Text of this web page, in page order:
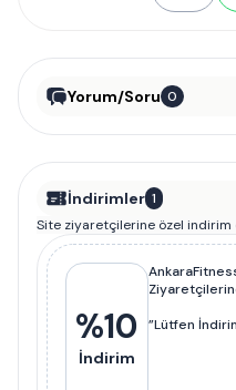
Yorum/Soru 0
İndirimler 1
Site ziyaretçilerine özel indirim
%10
İndirim
”Lütfen